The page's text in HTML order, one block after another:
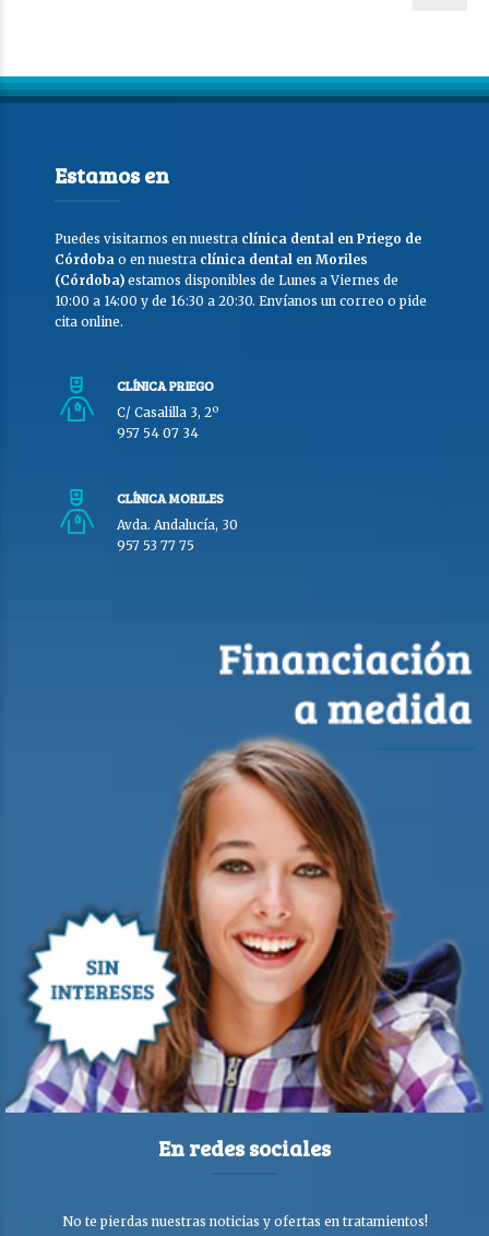
Estamos en
Puedes visitarnos en nuestra clínica dental en Priego de
Córdoba o en nuestra clínica dental en Moriles
(Córdoba) estamos disponibles de Lunes a Viernes de
10:00 a 14:00 y de 16:30 a 20:30. Envíanos un correo o pide
cita online.
CLÍNICA PRIEGO
C/ Casalilla 3, 2º
957 54 07 34
CLÍNICA MORILES
Avda. Andalucía, 30
957 53 77 75
En redes sociales
No te pierdas nuestras noticias y ofertas en tratamientos!